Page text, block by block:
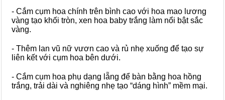
- Cắm cụm hoa chính trên bình cao với hoa mao lương
vàng tạo khối tròn, xen hoa baby trắng làm nổi bật sắc
vàng.
- Thêm lan vũ nữ vươn cao và rủ nhẹ xuống để tạo sự
liên kết với cụm hoa bên dưới.
- Cắm cụm hoa phụ dạng lẵng để bàn bằng hoa hồng
trắng, trải dài và nghiêng nhẹ tạo “dáng hình” mềm mại.